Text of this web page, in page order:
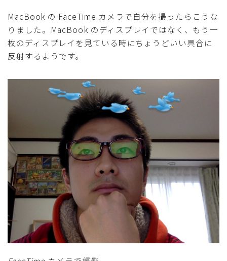
MacBook の FaceTime カメラで自分を撮ったらこうな
りました。MacBook のディスプレイではなく、もう一
枚のディスプレイを見ている時にちょうどいい具合に
反射するようです。